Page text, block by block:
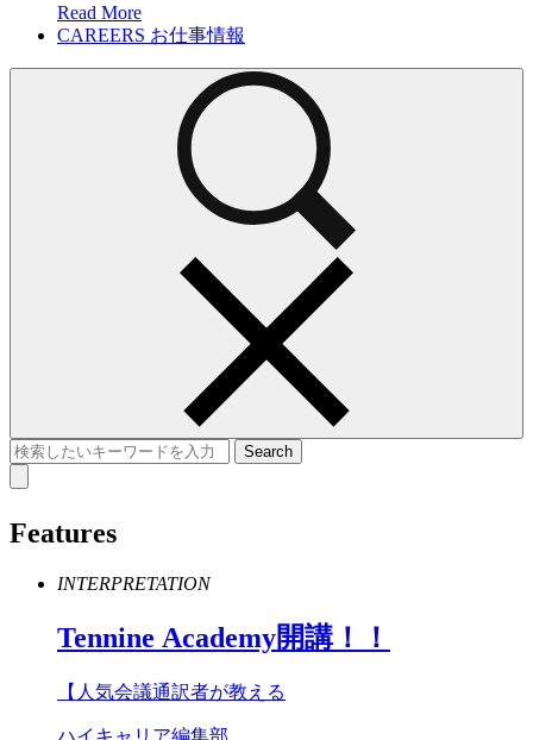
Read More
CAREERS お仕事情報
Features
INTERPRETATION
Tennine Academy開講！！
【人気会議通訳者が教える
ハイキャリア編集部